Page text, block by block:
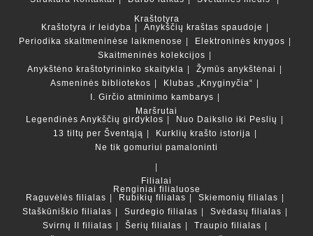
Kraštotyra
Kraštotyra ir leidyba
Anykščių kraštas spaudoje
Periodika skaitmeninėse laikmenose
Elektroninės knygos
Skaitmeninės kolekcijos
Anykštėno kraštotyrininko skaitykla
Žymūs anykštėnai
Asmeninės bibliotekos
Klubas „Knyginyčia“
I. Girčio atminimo kambarys
Maršrutai
Legendinės Anykščių girdyklos
Nuo Daikslio iki Peslių
13 tiltų per Šventąją
Kurklių krašto istorija
Ne tik gomuriui pamaloninti
Filialai
Renginiai filialuose
Raguvėlės filialas
Rubikių filialas
Skiemonių filialas
Staškūniškio filialas
Surdegio filialas
Svėdasų filialas
Svirnų II filialas
Šerių filialas
Traupio filialas